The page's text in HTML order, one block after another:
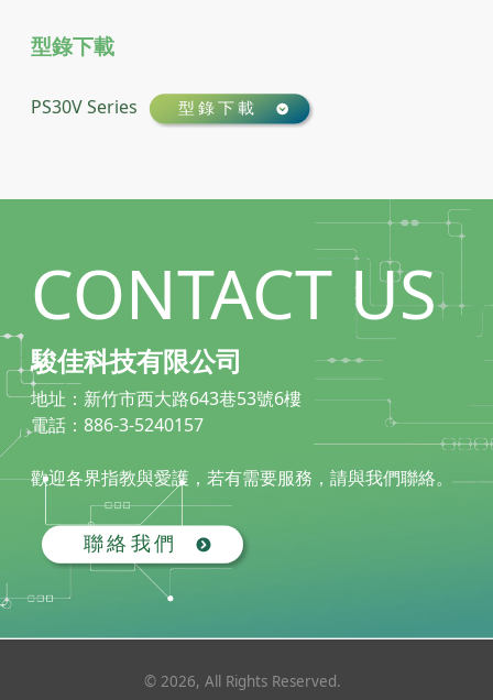
型錄下載
PS30V Series
CONTACT US
駿佳科技有限公司
地址：新竹市西大路643巷53號6樓
電話：886-3-5240157
歡迎各界指教與愛護，若有需要服務，請與我們聯絡。
© 2026, All Rights Reserved.